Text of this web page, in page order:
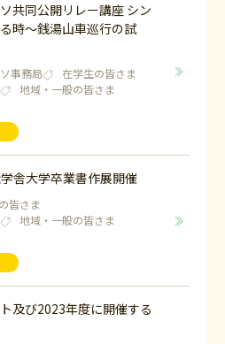
共同公開リレー講座 シン
時～銭湯山車巡行の試
事務局
在学生の皆さま
地域・一般の皆さま
舎大学卒業書作展開催
皆さま
地域・一般の皆さま
及び2023年度に開催する